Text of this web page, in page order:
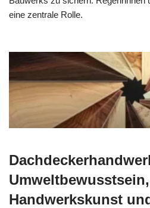
eine zentrale Rolle.
Umweltbewusstsein,
Handwerkskunst